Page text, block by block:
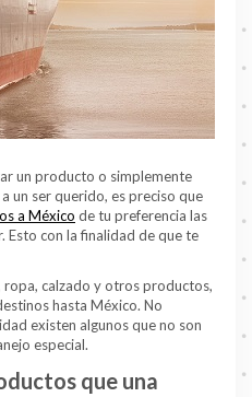
un producto o simplemente
un ser querido, es preciso que
a México de tu preferencia las
Esto con la finalidad de que te
ropa, calzado y otros productos,
hasta México. No
existen algunos que no son
especial.
que una